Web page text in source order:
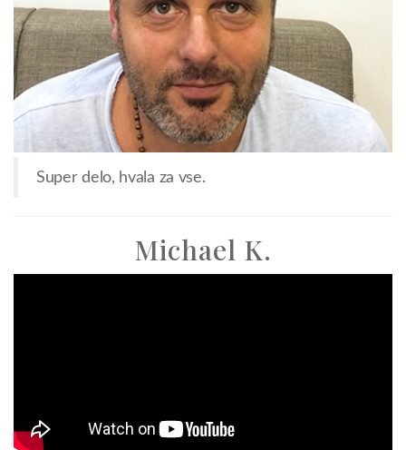
Super delo, hvala za vse.
Michael K.